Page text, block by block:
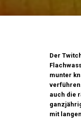
Der
munter
auch die
mit